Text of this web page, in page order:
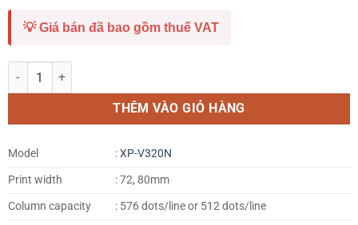
💡 Giá bán đã bao gồm thuế VAT
XPRINTER XP-V320N MÁY IN HÓA ĐƠN SIÊU THỊ GIÁ RẺ NHẤT HÀ
THÊM VÀO GIỎ HÀNG
Model :XP-V320N
Print width
: 72, 80mm
Column capacity
: 576 dots/line or 512 dots/line